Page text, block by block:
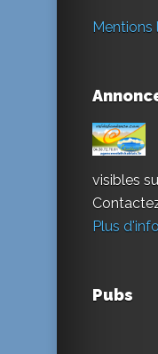
Mentions
visibles
Plus
Pubs